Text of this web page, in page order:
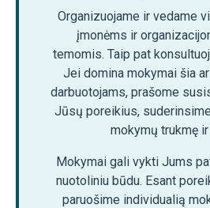
Organizuojame ir vedame
įmonėms ir
temomis. Taip pat
Jei domina mokymai šia
darbuotojams, prašome
Jūsų poreikius,
mokymų trukmę
Mokymai gali vykti Jums
nuotoliniu būdu. Esant
paruošime individualią